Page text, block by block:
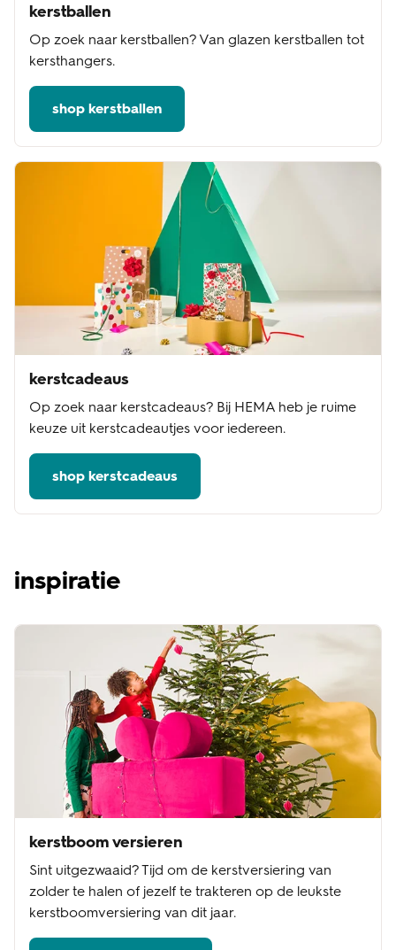
kerstballen
Op zoek naar kerstballen? Van glazen kerstballen tot
kersthangers.
shop kerstballen
kerstcadeaus
Op zoek naar kerstcadeaus? Bij HEMA heb je ruime
keuze uit kerstcadeautjes voor iedereen.
shop kerstcadeaus
inspiratie
kerstboom versieren
Sint uitgezwaaid? Tijd om de kerstversiering van
zolder te halen of jezelf te trakteren op de leukste
kerstboomversiering van dit jaar.